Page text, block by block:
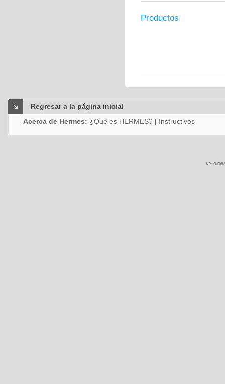
Productos
Regresar a la página inicial
Acerca de Hermes: ¿Qué es HERMES? | Instructivos